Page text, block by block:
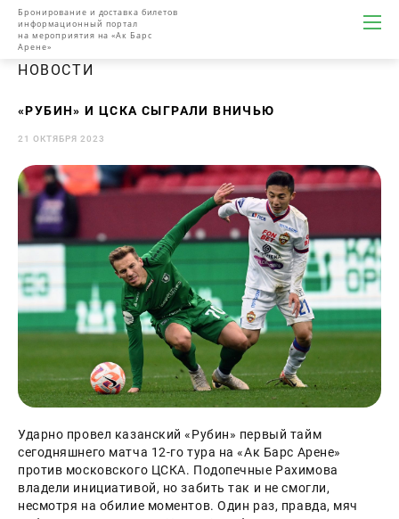
Бронирование и доставка билетов
информационный портал
на мероприятия на «Ак Барс
Арене»
НОВОСТИ
«РУБИН» И ЦСКА СЫГРАЛИ ВНИЧЬЮ
21 ОКТЯБРЯ 2023
Ударно провел казанский «Рубин» первый тайм
сегодняшнего матча 12-го тура на «Ак Барс Арене»
против московского ЦСКА. Подопечные Рахимова
владели инициативой, но забить так и не смогли,
несмотря на обилие моментов. Один раз, правда, мяч